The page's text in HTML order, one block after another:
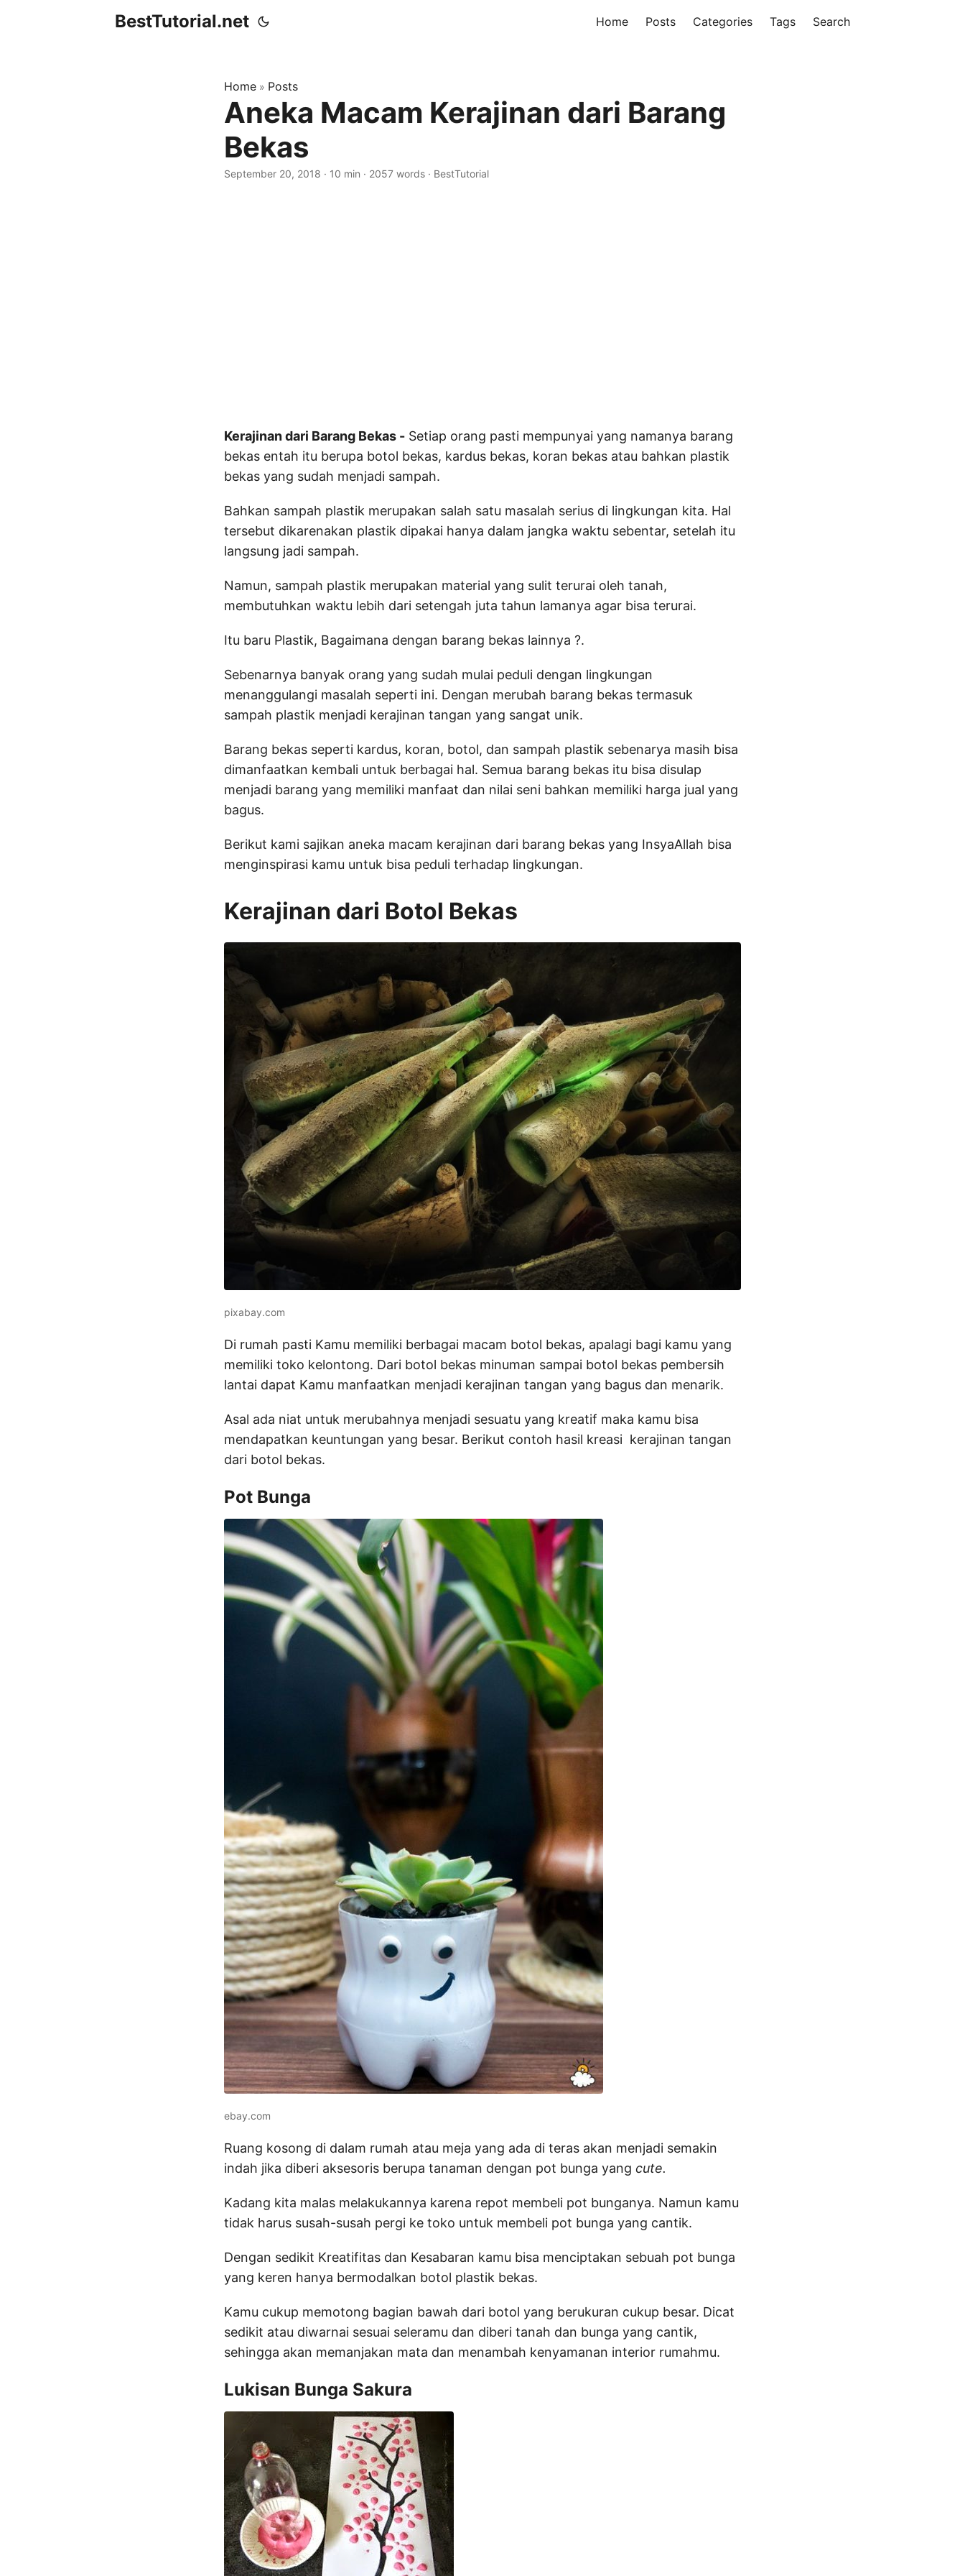
BestTutorial.net Home Posts Categories Tags Search
Home » Posts
Aneka Macam Kerajinan dari Barang
Bekas
September 20, 2018 · 10 min · 2057 words · BestTutorial
Kerajinan dari Barang Bekas - Setiap orang pasti mempunyai yang namanya barang
bekas entah itu berupa botol bekas, kardus bekas, koran bekas atau bahkan plastik
bekas yang sudah menjadi sampah.
Bahkan sampah plastik merupakan salah satu masalah serius di lingkungan kita. Hal
tersebut dikarenakan plastik dipakai hanya dalam jangka waktu sebentar, setelah itu
langsung jadi sampah.
Namun, sampah plastik merupakan material yang sulit terurai oleh tanah,
membutuhkan waktu lebih dari setengah juta tahun lamanya agar bisa terurai.
Itu baru Plastik, Bagaimana dengan barang bekas lainnya ?.
Sebenarnya banyak orang yang sudah mulai peduli dengan lingkungan
menanggulangi masalah seperti ini. Dengan merubah barang bekas termasuk
sampah plastik menjadi kerajinan tangan yang sangat unik.
Barang bekas seperti kardus, koran, botol, dan sampah plastik sebenarya masih bisa
dimanfaatkan kembali untuk berbagai hal. Semua barang bekas itu bisa disulap
menjadi barang yang memiliki manfaat dan nilai seni bahkan memiliki harga jual yang
bagus.
Berikut kami sajikan aneka macam kerajinan dari barang bekas yang InsyaAllah bisa
menginspirasi kamu untuk bisa peduli terhadap lingkungan.
Kerajinan dari Botol Bekas
pixabay.com
Di rumah pasti Kamu memiliki berbagai macam botol bekas, apalagi bagi kamu yang
memiliki toko kelontong. Dari botol bekas minuman sampai botol bekas pembersih
lantai dapat Kamu manfaatkan menjadi kerajinan tangan yang bagus dan menarik.
Asal ada niat untuk merubahnya menjadi sesuatu yang kreatif maka kamu bisa
mendapatkan keuntungan yang besar. Berikut contoh hasil kreasi kerajinan tangan
dari botol bekas.
Pot Bunga
ebay.com
Ruang kosong di dalam rumah atau meja yang ada di teras akan menjadi semakin
indah jika diberi aksesoris berupa tanaman dengan pot bunga yang cute.
Kadang kita malas melakukannya karena repot membeli pot bunganya. Namun kamu
tidak harus susah-susah pergi ke toko untuk membeli pot bunga yang cantik.
Dengan sedikit Kreatifitas dan Kesabaran kamu bisa menciptakan sebuah pot bunga
yang keren hanya bermodalkan botol plastik bekas.
Kamu cukup memotong bagian bawah dari botol yang berukuran cukup besar. Dicat
sedikit atau diwarnai sesuai seleramu dan diberi tanah dan bunga yang cantik,
sehingga akan memanjakan mata dan menambah kenyamanan interior rumahmu.
Lukisan Bunga Sakura